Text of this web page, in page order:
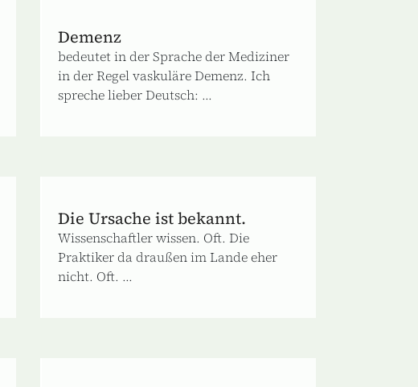
Demenz
bedeutet in der Sprache der Mediziner
in der Regel vaskuläre Demenz. Ich
spreche lieber Deutsch: ...
Die Ursache ist bekannt.
Wissenschaftler wissen. Oft. Die
Praktiker da draußen im Lande eher
nicht. Oft. ...